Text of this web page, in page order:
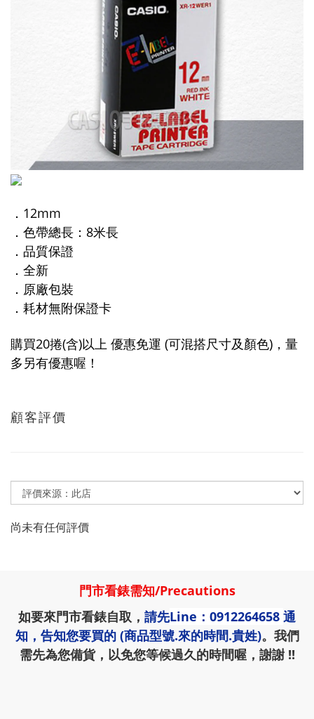
．12mm
．色帶總長：8米長
．品質保證
．全新
．原廠包裝
．耗材無附保證卡
購買20捲(含)以上 優惠免運 (可混搭尺寸及顏色)，量
多另有優惠喔！
顧客評價
尚未有任何評價
門市看錶需知/Precautions
如要來門市看錶自取， 請先Line：0912264658 通
知，告知您要買的 (商品型號.來的時間.貴姓)。我們
需先為您備貨，以免您等候過久的時間喔，謝謝 !!